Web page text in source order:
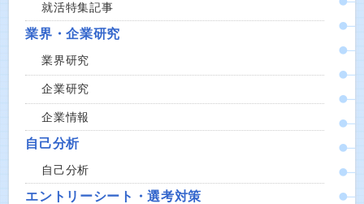
就活特集記事
業界・企業研究
業界研究
企業研究
企業情報
自己分析
自己分析
エントリーシート・選考対策